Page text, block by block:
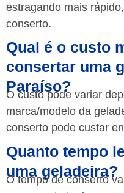
estragando mais
conserto.
Qual é o custo
consertar uma
Paraíso?
O custo pode variar
marca/modelo da
conserto pode custar
Quanto tempo
uma geladeira?
O tempo de conserto